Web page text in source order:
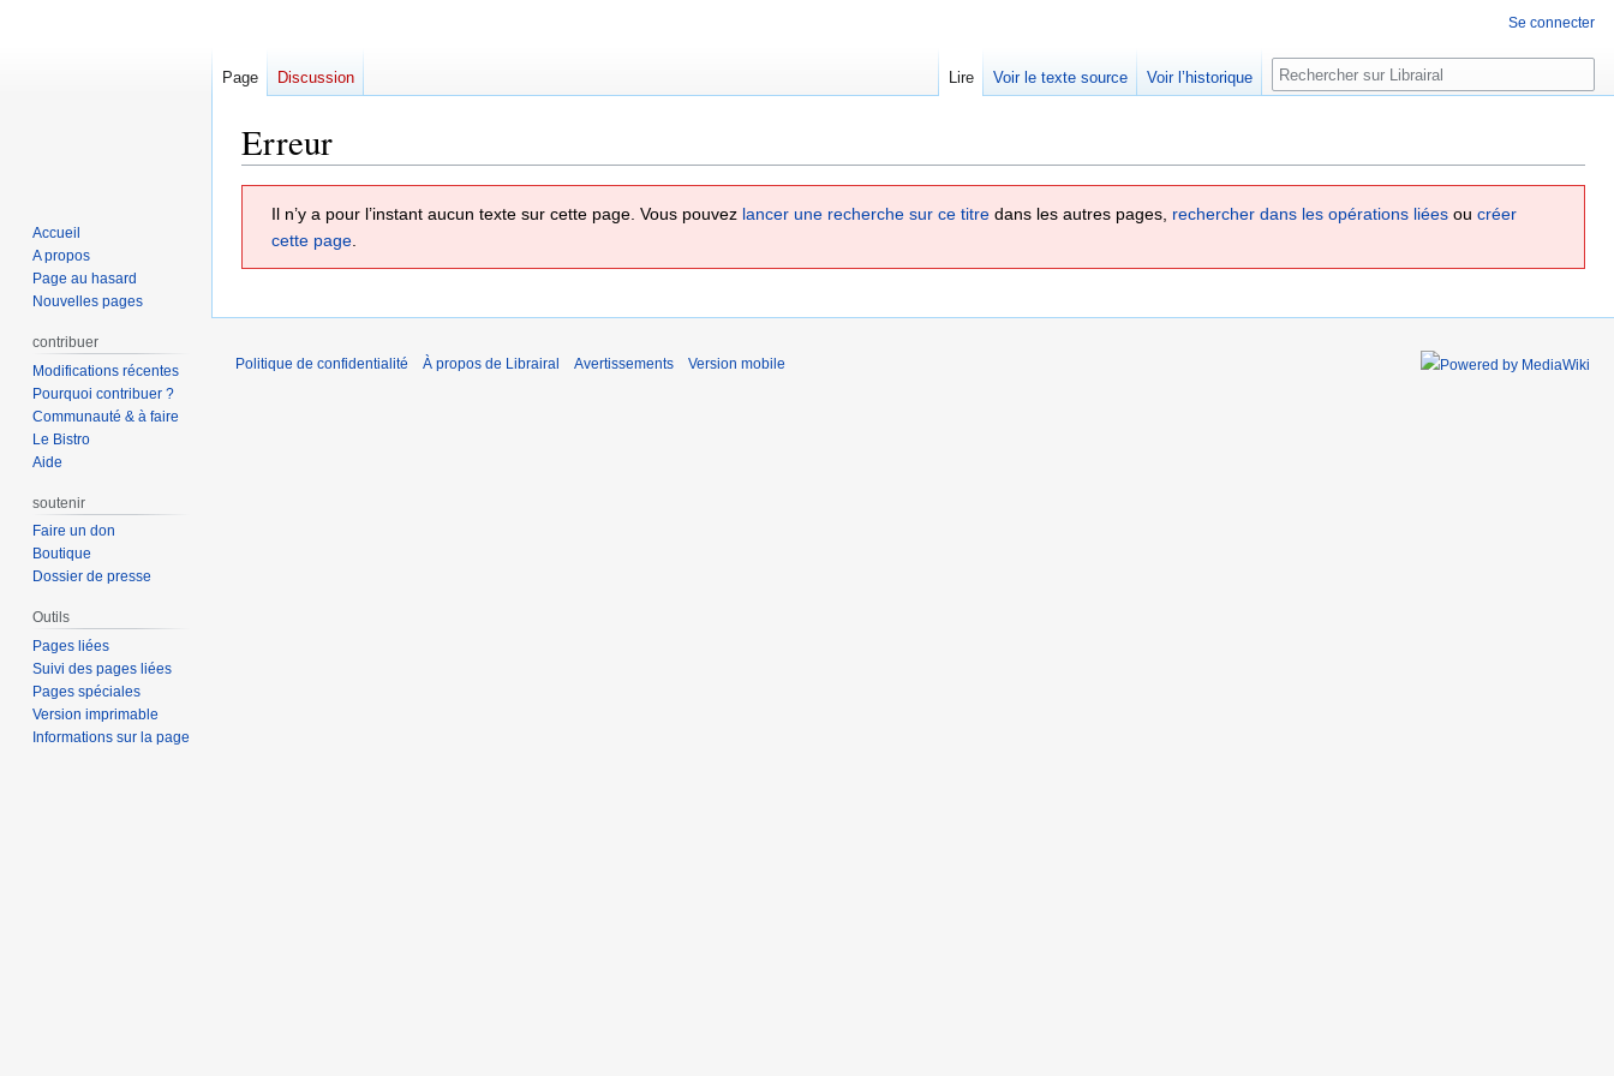
Erreur
Il n’y a pour l’instant aucun texte sur cette page. Vous pouvez lancer une recherche sur ce titre dans les autres pages, rechercher dans les opérations liées ou créer
cette page.
Se connecter
Page Discussion Lire Voir le texte source Voir l’historique Rechercher
Accueil
A propos
Page au hasard
Nouvelles pages
contribuer
Modifications récentes
Pourquoi contribuer ?
Communauté & à faire
Le Bistro
Aide
soutenir
Faire un don
Boutique
Dossier de presse
Outils
Pages liées
Suivi des pages liées
Pages spéciales
Version imprimable
Informations sur la page
Politique de confidentialité À propos de Librairal Avertissements Version mobile